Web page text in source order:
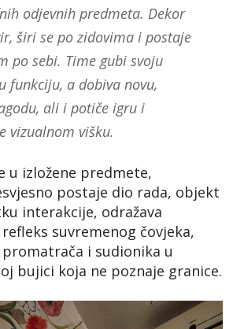
odjevnih predmeta. Dekor
širi se po zidovima i postaje
po sebi. Time gubi svoju
funkciju, a dobiva novu,
ali i potiče igru i
vizualnom višku.
u izložene predmete,
postaje dio rada, objekt
interakcije, odražava
suvremenog čovjeka,
i sudionika u
bujici koja ne poznaje granice.